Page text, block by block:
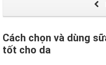
Cách chọn và dùng
tốt cho da